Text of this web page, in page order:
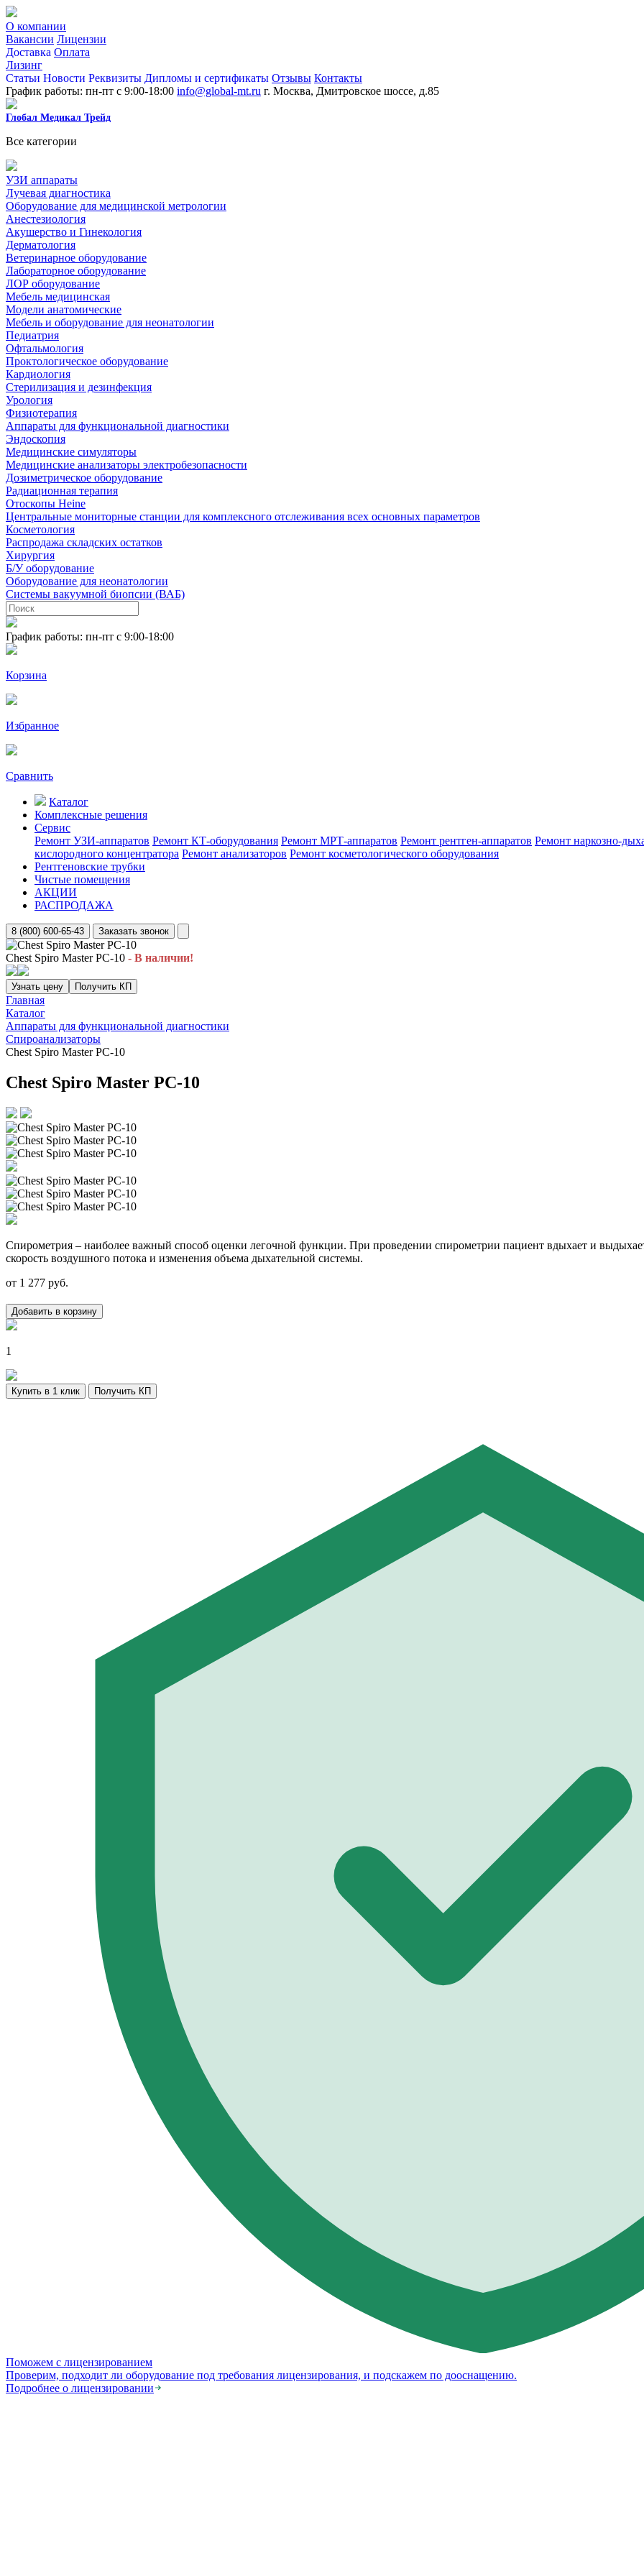
О компании
Вакансии Лицензии
Доставка Оплата
Лизинг
Статьи Новости Реквизиты Дипломы и сертификаты Отзывы Контакты
График работы: пн-пт с 9:00-18:00 info@global-mt.ru г. Москва, Дмитровское шоссе, д.85
Глобал Медикал Трейд
Все категории
УЗИ аппараты
Лучевая диагностика
Оборудование для медицинской метрологии
Анестезиология
Акушерство и Гинекология
Дерматология
Ветеринарное оборудование
Лабораторное оборудование
ЛОР оборудование
Мебель медицинская
Модели анатомические
Мебель и оборудование для неонатологии
Педиатрия
Офтальмология
Проктологическое оборудование
Кардиология
Стерилизация и дезинфекция
Урология
Физиотерапия
Аппараты для функциональной диагностики
Эндоскопия
Медицинские симуляторы
Медицинские анализаторы электробезопасности
Дозиметрическое оборудование
Радиационная терапия
Отоскопы Heine
Центральные мониторные станции для комплексного отслеживания всех основных параметров
Косметология
Распродажа складских остатков
Хирургия
Б/У оборудование
Оборудование для неонатологии
Системы вакуумной биопсии (ВАБ)
График работы: пн-пт с 9:00-18:00
Корзина
Избранное
Сравнить
Каталог
Комплексные решения
Сервис
Ремонт УЗИ-аппаратов Ремонт КТ-оборудования Ремонт МРТ-аппаратов Ремонт рентген-аппаратов Ремонт наркозно-
кислородного концентратора Ремонт анализаторов Ремонт косметологического оборудования
Рентгеновские трубки
Чистые помещения
АКЦИИ
РАСПРОДАЖА
8 (800) 600-65-43 Заказать звонок
Chest Spiro Master PC-10 - В наличии!
Узнать цену Получить КП
Главная
Каталог
Аппараты для функциональной диагностики
Спироанализаторы
Chest Spiro Master PC-10
Chest Spiro Master PC-10
Спирометрия – наиболее важный способ оценки легочной функции. При проведении спирометрии пациент вдыхает и
скорость воздушного потока и изменения объема дыхательной системы.
от 1 277 руб.
Добавить в корзину
1
Купить в 1 клик Получить КП
Поможем с лицензированием
Проверим, подходит ли оборудование под требования лицензирования, и подскажем по дооснащению.
Подробнее о лицензировании